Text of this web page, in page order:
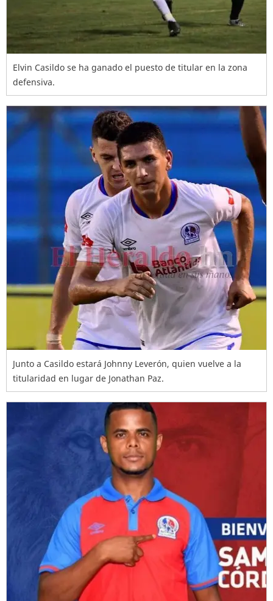
Elvin Casildo se ha ganado el puesto de titular en la zona
defensiva.
Junto a Casildo estará Johnny Leverón, quien vuelve a la
titularidad en lugar de Jonathan Paz.